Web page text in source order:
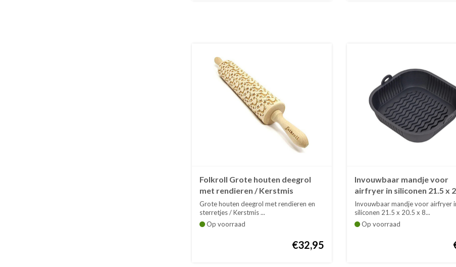
Folkroll Grote houten deegrol
met rendieren / Kerstmis
Grote houten deegrol met rendieren en
sterretjes / Kerstmis ...
Op voorraad
€32,95
Invouwbaar mandje voor
airfryer in siliconen 21.5 x
cm
Invouwbaar mandje voor airfryer
siliconen 21.5 x 20.5 x 8...
Op voorraad